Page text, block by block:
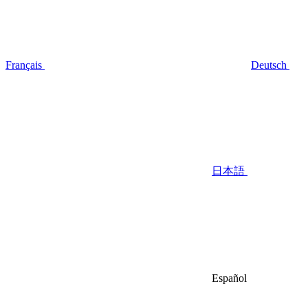
Français Deutsch
日本語
Español